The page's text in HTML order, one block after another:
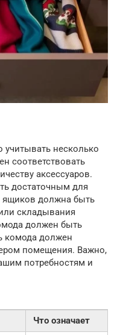
несколько
соответствовать
аксессуаров.
достаточным для
ящиков должна быть
складывания
должен быть
комода должен
помещения. Важно,
потребностям и
Что означает